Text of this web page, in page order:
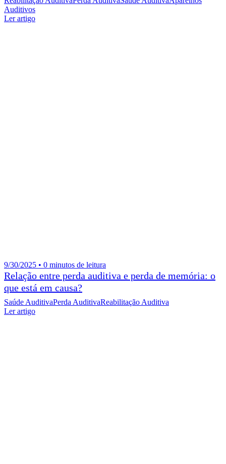
Auditivos
Ler artigo
9/30/2025 • 0 minutos de leitura
Relação entre perda auditiva e perda de memória: o
que está em causa?
Saúde AuditivaPerda AuditivaReabilitação Auditiva
Ler artigo